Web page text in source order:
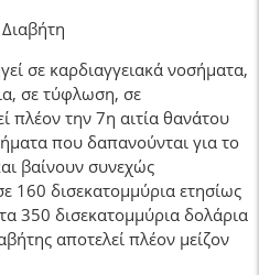
σε καρδιαγγειακά νοσήματα,
σε τύφλωση, σε
πλέον την 7η αιτία θανάτου
που δαπανούνται για το
βαίνουν συνεχώς
160 δισεκατομμύρια ετησίως
350 δισεκατομμύρια δολάρια
αποτελεί πλέον μείζον